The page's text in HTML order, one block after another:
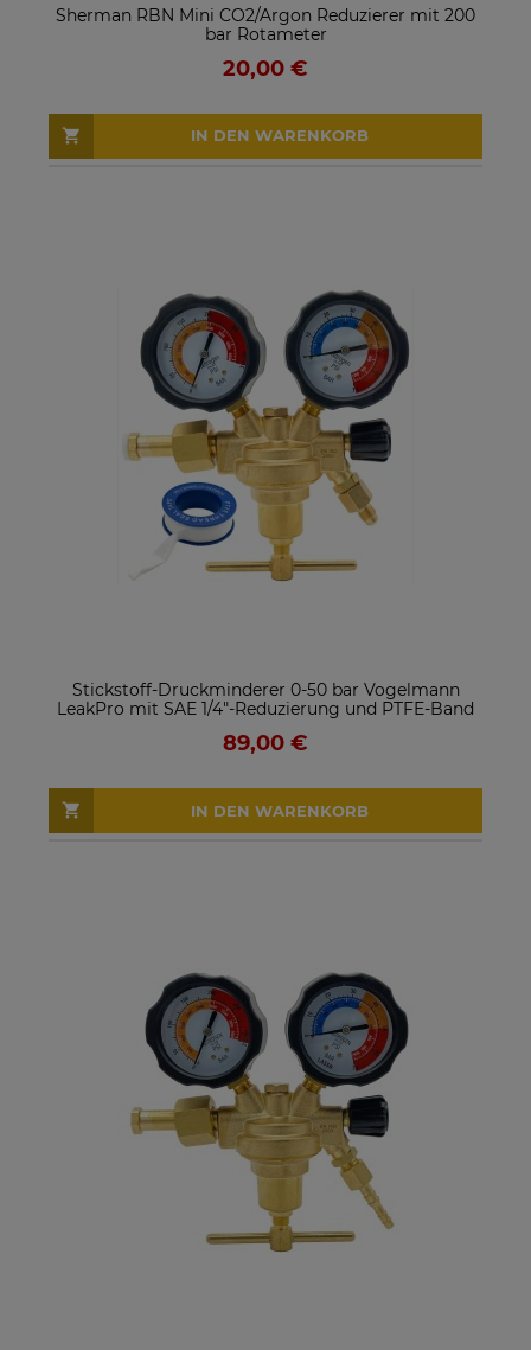
Sherman RBN Mini CO2/Argon Reduzierer mit 200
bar Rotameter
20,00 €
IN DEN WARENKORB
Stickstoff-Druckminderer 0-50 bar Vogelmann
LeakPro mit SAE 1/4"-Reduzierung und PTFE-Band
89,00 €
IN DEN WARENKORB